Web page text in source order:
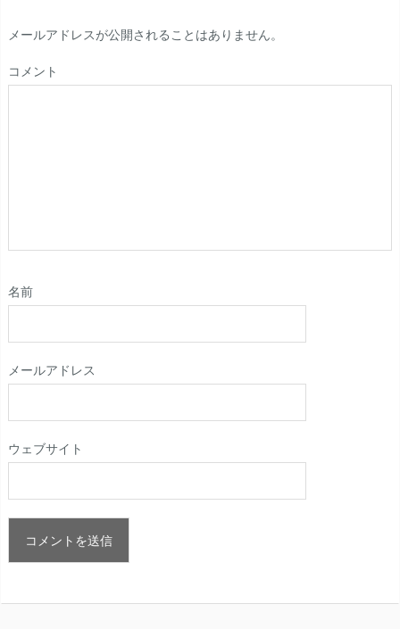
メールアドレスが公開されることはありません。
コメント
名前
メールアドレス
ウェブサイト